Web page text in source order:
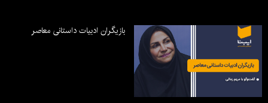
بازیگران ادبیات داستانی معاصر